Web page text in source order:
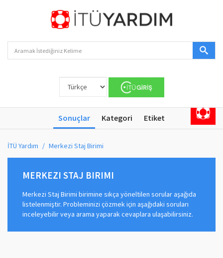
Sonuçlar Kategori Etiket
İTÜ Yardım Merkezi Staj Birimi
MERKEZI STAJ BIRIMI
Merkezi Staj Birimi birimine sıkça yöneltilen sorular aşağıda
listelenmiştir. Probleminizi çözmek için aşağıdaki soruları
inceleyebilir veya arama yaparak cevaplara ulaşabilirsiniz.